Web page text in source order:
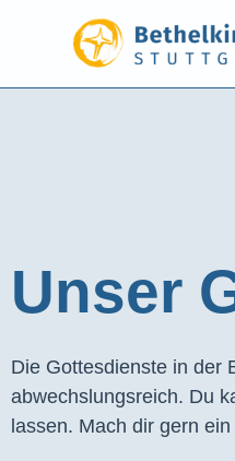
Unser
Die Gottesdienste in der
abwechslungsreich. Du
lassen. Mach dir gern